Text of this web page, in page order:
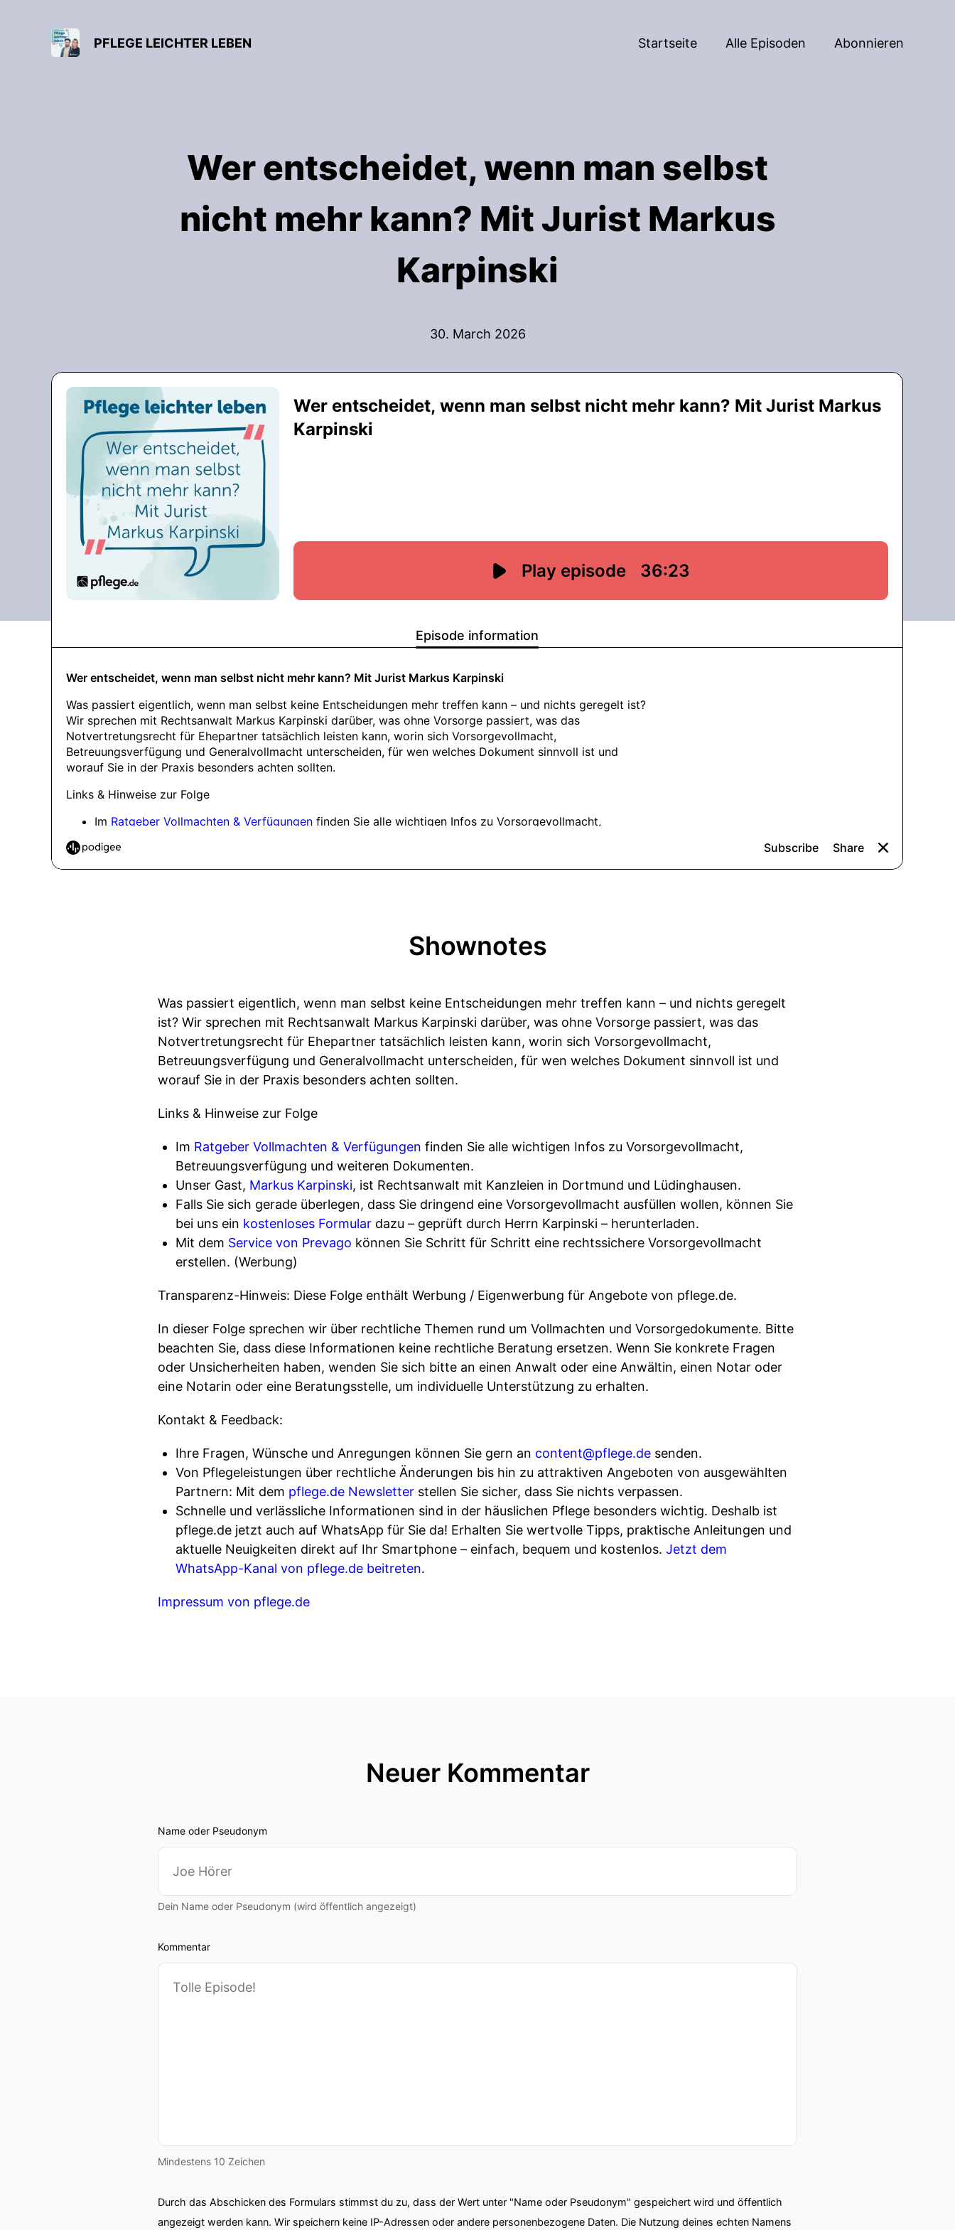
PFLEGE LEICHTER LEBEN Startseite Alle Episoden Abonnieren
Wer entscheidet, wenn man selbst
nicht mehr kann? Mit Jurist Markus
Karpinski
30. March 2026
Shownotes
Was passiert eigentlich, wenn man selbst keine Entscheidungen mehr treffen kann – und nichts geregelt
ist? Wir sprechen mit Rechtsanwalt Markus Karpinski darüber, was ohne Vorsorge passiert, was das
Notvertretungsrecht für Ehepartner tatsächlich leisten kann, worin sich Vorsorgevollmacht,
Betreuungsverfügung und Generalvollmacht unterscheiden, für wen welches Dokument sinnvoll ist und
worauf Sie in der Praxis besonders achten sollten.
Links & Hinweise zur Folge
Im Ratgeber Vollmachten & Verfügungen finden Sie alle wichtigen Infos zu Vorsorgevollmacht,
Betreuungsverfügung und weiteren Dokumenten.
Unser Gast, Markus Karpinski, ist Rechtsanwalt mit Kanzleien in Dortmund und Lüdinghausen.
Falls Sie sich gerade überlegen, dass Sie dringend eine Vorsorgevollmacht ausfüllen wollen, können Sie
bei uns ein kostenloses Formular dazu – geprüft durch Herrn Karpinski – herunterladen.
Mit dem Service von Prevago können Sie Schritt für Schritt eine rechtssichere Vorsorgevollmacht
erstellen. (Werbung)
Transparenz-Hinweis: Diese Folge enthält Werbung / Eigenwerbung für Angebote von pflege.de.
In dieser Folge sprechen wir über rechtliche Themen rund um Vollmachten und Vorsorgedokumente. Bitte
beachten Sie, dass diese Informationen keine rechtliche Beratung ersetzen. Wenn Sie konkrete Fragen
oder Unsicherheiten haben, wenden Sie sich bitte an einen Anwalt oder eine Anwältin, einen Notar oder
eine Notarin oder eine Beratungsstelle, um individuelle Unterstützung zu erhalten.
Kontakt & Feedback:
Ihre Fragen, Wünsche und Anregungen können Sie gern an content@pflege.de senden.
Von Pflegeleistungen über rechtliche Änderungen bis hin zu attraktiven Angeboten von ausgewählten
Partnern: Mit dem pflege.de Newsletter stellen Sie sicher, dass Sie nichts verpassen.
Schnelle und verlässliche Informationen sind in der häuslichen Pflege besonders wichtig. Deshalb ist
pflege.de jetzt auch auf WhatsApp für Sie da! Erhalten Sie wertvolle Tipps, praktische Anleitungen und
aktuelle Neuigkeiten direkt auf Ihr Smartphone – einfach, bequem und kostenlos. Jetzt dem
WhatsApp-Kanal von pflege.de beitreten.
Impressum von pflege.de
Neuer Kommentar
Name oder Pseudonym
Dein Name oder Pseudonym (wird öffentlich angezeigt)
Kommentar
Mindestens 10 Zeichen
Durch das Abschicken des Formulars stimmst du zu, dass der Wert unter "Name oder Pseudonym" gespeichert wird und öffentlich
angezeigt werden kann. Wir speichern keine IP-Adressen oder andere personenbezogene Daten. Die Nutzung deines echten Namens